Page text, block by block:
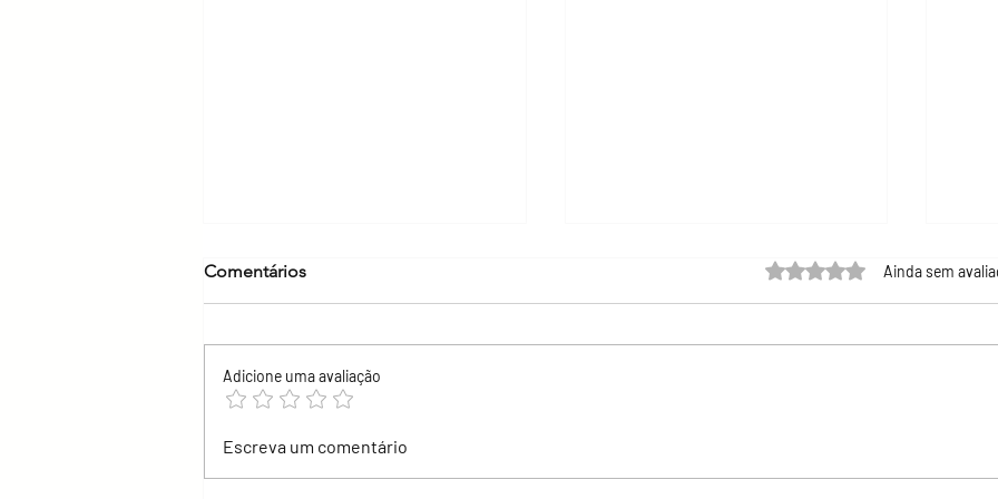
Metformina e rim: quando é
Comentários Avaliado com 0 de 5
Ainda sem
Adicione uma avaliação
Escreva um comentário